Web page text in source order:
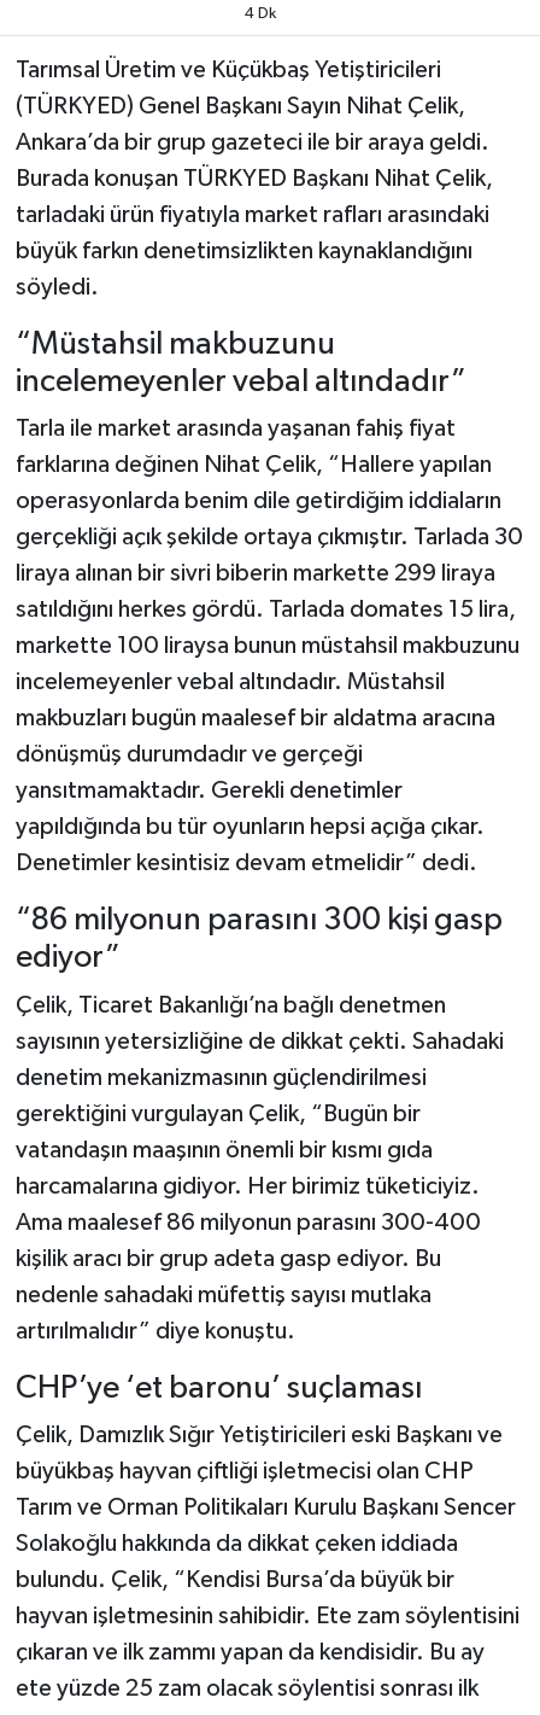
4 Dk
Tarımsal Üretim ve Küçükbaş Yetiştiricileri
(TÜRKYED) Genel Başkanı Sayın Nihat Çelik,
Ankara’da bir grup gazeteci ile bir araya geldi.
Burada konuşan TÜRKYED Başkanı Nihat Çelik,
tarladaki ürün fiyatıyla market rafları arasındaki
büyük farkın denetimsizlikten kaynaklandığını
söyledi.
“Müstahsil makbuzunu
incelemeyenler vebal altındadır”
Tarla ile market arasında yaşanan fahiş fiyat
farklarına değinen Nihat Çelik, “Hallere yapılan
operasyonlarda benim dile getirdiğim iddiaların
gerçekliği açık şekilde ortaya çıkmıştır. Tarlada 30
liraya alınan bir sivri biberin markette 299 liraya
satıldığını herkes gördü. Tarlada domates 15 lira,
markette 100 liraysa bunun müstahsil makbuzunu
incelemeyenler vebal altındadır. Müstahsil
makbuzları bugün maalesef bir aldatma aracına
dönüşmüş durumdadır ve gerçeği
yansıtmamaktadır. Gerekli denetimler
yapıldığında bu tür oyunların hepsi açığa çıkar.
Denetimler kesintisiz devam etmelidir” dedi.
“86 milyonun parasını 300 kişi gasp
ediyor”
Çelik, Ticaret Bakanlığı’na bağlı denetmen
sayısının yetersizliğine de dikkat çekti. Sahadaki
denetim mekanizmasının güçlendirilmesi
gerektiğini vurgulayan Çelik, “Bugün bir
vatandaşın maaşının önemli bir kısmı gıda
harcamalarına gidiyor. Her birimiz tüketiciyiz.
Ama maalesef 86 milyonun parasını 300-400
kişilik aracı bir grup adeta gasp ediyor. Bu
nedenle sahadaki müfettiş sayısı mutlaka
artırılmalıdır” diye konuştu.
CHP’ye ‘et baronu’ suçlaması
Çelik, Damızlık Sığır Yetiştiricileri eski Başkanı ve
büyükbaş hayvan çiftliği işletmecisi olan CHP
Tarım ve Orman Politikaları Kurulu Başkanı Sencer
Solakoğlu hakkında da dikkat çeken iddiada
bulundu. Çelik, “Kendisi Bursa’da büyük bir
hayvan işletmesinin sahibidir. Ete zam söylentisini
çıkaran ve ilk zammı yapan da kendisidir. Bu ay
ete yüzde 25 zam olacak söylentisi sonrası ilk